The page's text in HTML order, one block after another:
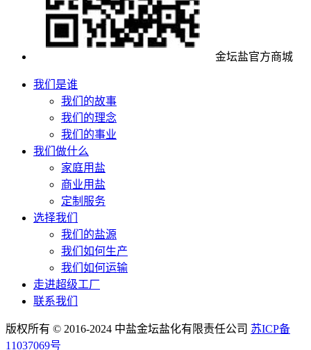
金坛盐官方商城
我们是谁
我们的故事
我们的理念
我们的事业
我们做什么
家庭用盐
商业用盐
定制服务
选择我们
我们的盐源
我们如何生产
我们如何运输
走进超级工厂
联系我们
版权所有 © 2016-2024 中盐金坛盐化有限责任公司 苏ICP备
11037069号